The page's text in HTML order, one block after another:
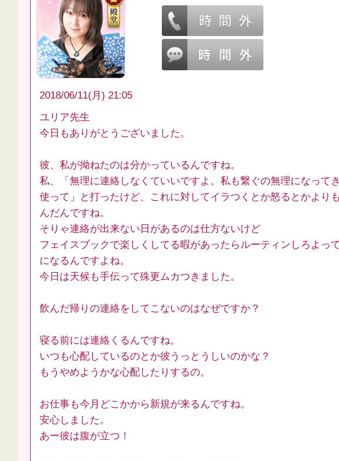
2018/06/11(月) 21:05
ユリア先生
今日もありがとうございました。
彼、私が拗ねたのは分かっているんですね。
私、「無理に連絡しなくていいですよ。私も繋ぐの無理になって
使って」と打ったけど、これに対してイラつくとか怒るとかより
んだんですね。
そりゃ連絡が出来ない日があるのは仕方ないけど
フェイスブックで楽しくしてる暇があったらルーティンしろよっ
になるんですよね。
今日は天候も手伝って殊更ムカつきました。
飲んだ帰りの連絡をしてこないのはなぜですか？
寝る前には連絡くるんですね。
いつも心配しているのとか彼うっとうしいのかな？
もうやめようかな心配したりするの。
お仕事も今月どこかから新規が来るんですね。
安心しました。
あー彼は腹が立つ！